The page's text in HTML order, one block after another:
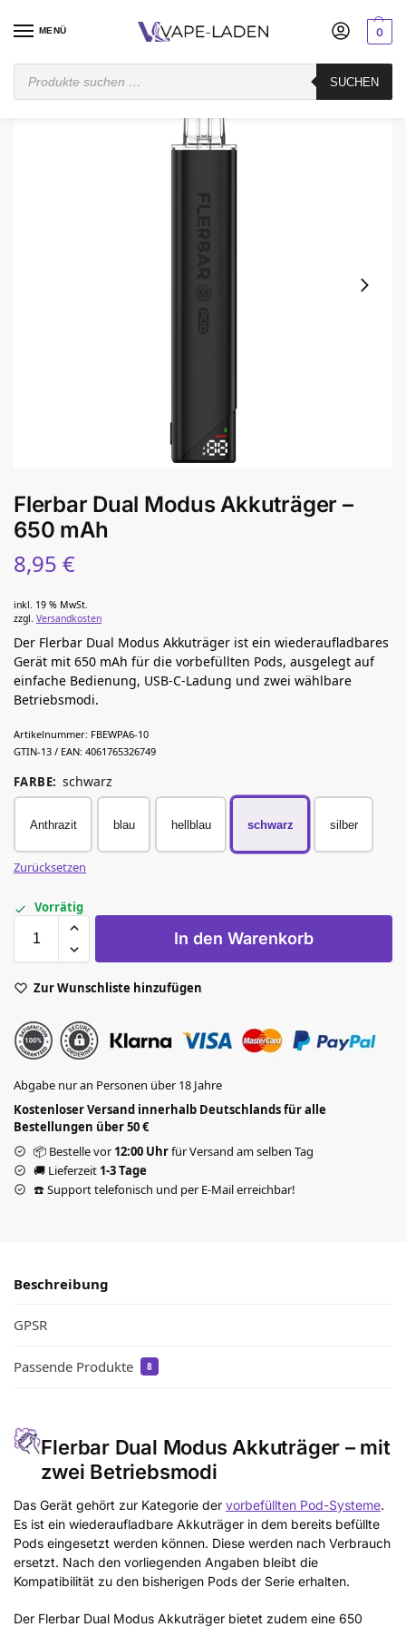
MENÜ
SUCHEN
0
Startseite / Pod System Flerbar Dual Modus Akkuträger – 650 mAh
Flerbar Dual Modus Akkuträger –
650 mAh
8,95 €
inkl. 19 % MwSt.
zzgl. Versandkosten
Der Flerbar Dual Modus Akkuträger ist ein wiederaufladbares
Gerät mit 650 mAh für die vorbefüllten Pods, ausgelegt auf
einfache Bedienung, USB-C-Ladung und zwei wählbare
Betriebsmodi.
Artikelnummer: FBEWPA6-10
GTIN-13 / EAN: 4061765326749
FARBE: schwarz
Anthrazit blau hellblau schwarz silber
Zurücksetzen
Vorrätig
In den Warenkorb
Zur Wunschliste hinzufügen
Abgabe nur an Personen über 18 Jahre
Kostenloser Versand innerhalb Deutschlands für alle
Bestellungen über 50 €
📦 Bestelle vor12:00 Uhrfür Versand am selben Tag
🚚 Lieferzeit 1-3 Tage
☎️ Support telefonisch und per E-Mail erreichbar!
Beschreibung
GPSR
Passende Produkte 8
Flerbar Dual Modus Akkuträger – mit
zwei Betriebsmodi
Das Gerät gehört zur Kategorie der vorbefüllten Pod-Systeme.
Es ist ein wiederaufladbare Akkuträger in dem bereits befüllte
Pods eingesetzt werden können. Diese werden nach Verbrauch
ersetzt. Nach den vorliegenden Angaben bleibt die
Kompatibilität zu den bisherigen Pods der Serie erhalten.
Der Flerbar Dual Modus Akkuträger bietet zudem eine 650